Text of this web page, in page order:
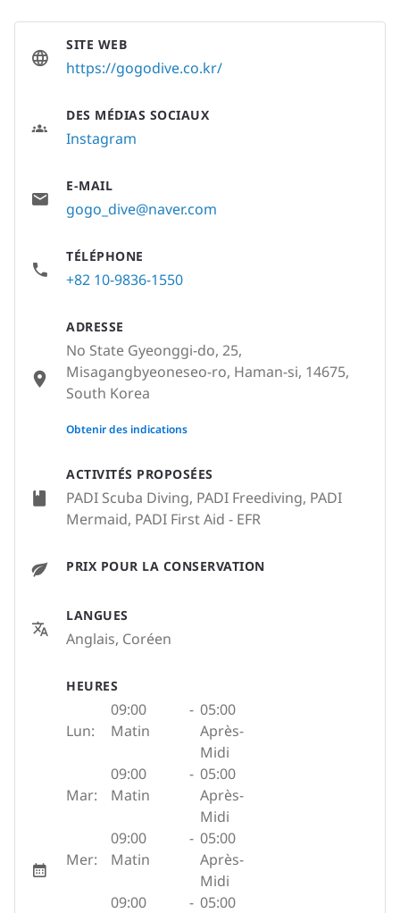
ACTIVITÉS PROPOSÉES
PADI Scuba Diving, PADI Freediving, PADI
Mermaid, PADI First Aid - EFR
PRIX POUR LA CONSERVATION
LANGUES
Anglais, Coréen
HEURES
Lun:
09:00
Matin
- 05:00
Après-
Midi
Mar:
09:00
Matin
- 05:00
Après-
Midi
Mer:
09:00
Matin
- 05:00
Après-
Midi
09:00
- 05:00
SITE WEB
https://gogodive.co.kr/
DES MÉDIAS SOCIAUX
Instagram
E-MAIL
gogo_dive@naver.com
TÉLÉPHONE
+82 10-9836-1550
ADRESSE
No State Gyeonggi-do, 25,
Misagangbyeoneseo-ro, Haman-si, 14675,
South Korea
None
Obtenir des indications